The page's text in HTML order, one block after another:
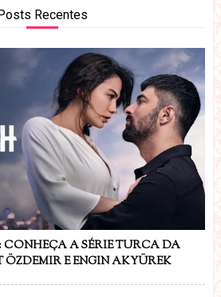
Recentes
CONHEÇA A SÉRIE TURCA DA
ÖZDEMIR E ENGIN AKYÜREK